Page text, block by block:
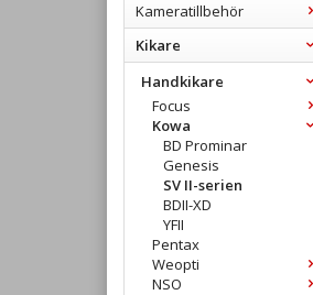
Kameratillbehör
Kikare
Handkikare
Focus
Kowa
BD Prominar
Genesis
SV II-serien
BDII-XD
YFII
Pentax
Weopti
NSO